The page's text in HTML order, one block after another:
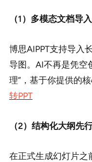
（1）多模态文档导入
博思AIPPT支持导入
导图。AI不再是凭空
理”，基于你提供的
转PPT
（2）结构化大纲先
在正式生成幻灯片之